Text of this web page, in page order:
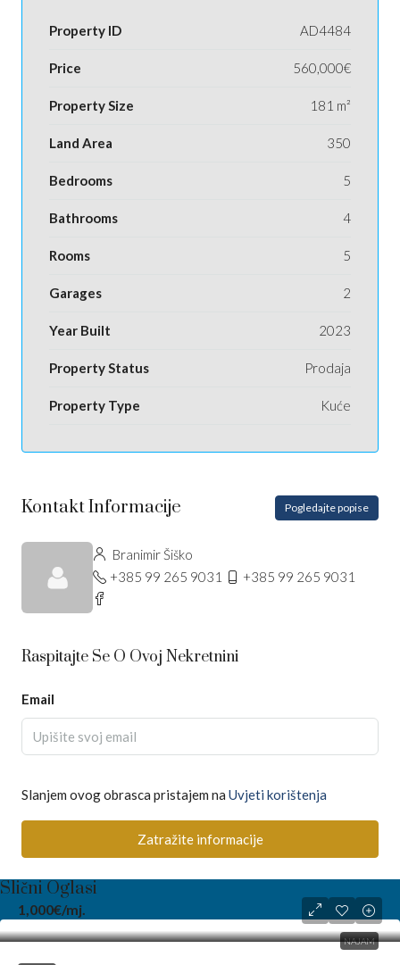
Property ID AD4484
Price 560,000€
Property Size 181 m²
Land Area 350
Bedrooms 5
Bathrooms 4
Rooms 5
Garages 2
Year Built 2023
Property Status Prodaja
Property Type Kuće
Kontakt Informacije Pogledajte popise
Branimir Šiško
+385 99 265 9031
+385 99 265 9031
Raspitajte Se O Ovoj Nekretnini
Email
Slanjem ovog obrasca pristajem na Uvjeti korištenja
Zatražite informacije
Slični Oglasi
NAJAM
1,000€/mj.